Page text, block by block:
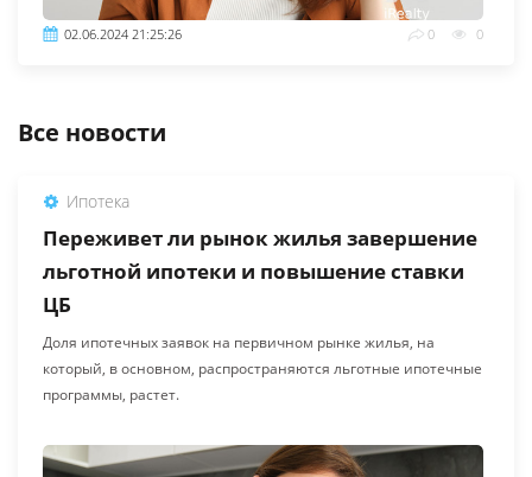
02.06.2024 21:25:26 0 0
Все новости
Ипотека
Переживет ли рынок жилья завершение
льготной ипотеки и повышение ставки
ЦБ
Доля ипотечных заявок на первичном рынке жилья, на
который, в основном, распространяются льготные ипотечные
программы, растет.